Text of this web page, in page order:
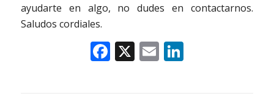
ayudarte en algo, no dudes en contactarnos.
Saludos cordiales.
Facebook
X EmailLinkedIn